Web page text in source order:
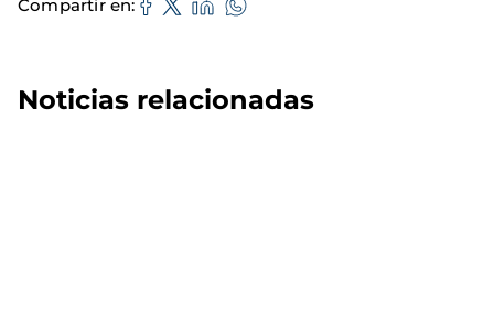
Compartir en
Noticias relacionadas